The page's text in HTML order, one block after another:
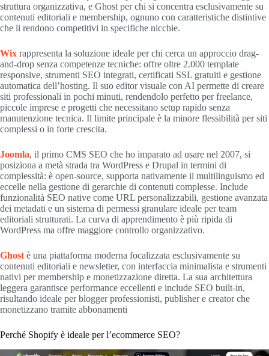
struttura organizzativa, e Ghost per chi si concentra esclusivamente su
contenuti editoriali e membership, ognuno con caratteristiche distintive
che li rendono competitivi in specifiche nicchie.
Wix rappresenta la soluzione ideale per chi cerca un approccio drag-
and-drop senza competenze tecniche: offre oltre 2.000 template
responsive, strumenti SEO integrati, certificati SSL gratuiti e gestione
automatica dell’hosting. Il suo editor visuale con AI permette di creare
siti professionali in pochi minuti, rendendolo perfetto per freelance,
piccole imprese e progetti che necessitano setup rapido senza
manutenzione tecnica. Il limite principale è la minore flessibilità per siti
complessi o in forte crescita.
Joomla, il primo CMS SEO che ho imparato ad usare nel 2007, si
posiziona a metà strada tra WordPress e Drupal in termini di
complessità: è open-source, supporta nativamente il multilinguismo ed
eccelle nella gestione di gerarchie di contenuti complesse. Include
funzionalità SEO native come URL personalizzabili, gestione avanzata
dei metadati e un sistema di permessi granulare ideale per team
editoriali strutturati. La curva di apprendimento è più ripida di
WordPress ma offre maggiore controllo organizzativo.
Ghost è una piattaforma moderna focalizzata esclusivamente su
contenuti editoriali e newsletter, con interfaccia minimalista e strumenti
nativi per membership e monetizzazione diretta. La sua architettura
leggera garantisce performance eccellenti e include SEO built-in,
risultando ideale per blogger professionisti, publisher e creator che
monetizzano tramite abbonamenti
Perché Shopify è ideale per l’ecommerce SEO?